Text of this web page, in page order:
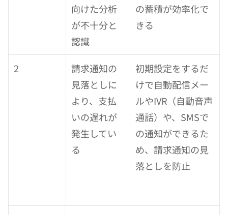
向けた分析
が不十分と
認識
の蓄積が効率化で
きる
2
請求通知の
見落としに
より、支払
いの遅れが
発生してい
る
初期設定をするだ
けで自動配信メー
ルやIVR（自動音声
通話）や、SMSで
の通知ができるた
め、請求通知の見
落としを防止